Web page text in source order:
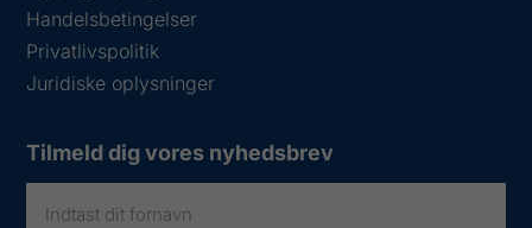
Handelsbetingelser
Privatlivspolitik
Juridiske oplysninger
Tilmeld dig vores nyhedsbrev